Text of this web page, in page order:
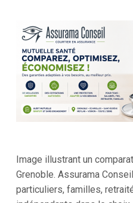
Image illustrant un
Grenoble. Assurama
particuliers, familles,